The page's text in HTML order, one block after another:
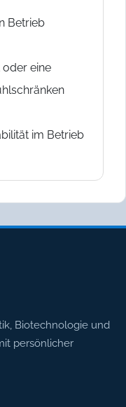
Betrieb
eine
im Betrieb
Biotechnologie und
persönlicher